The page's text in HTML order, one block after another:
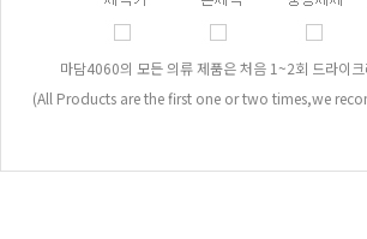
마담4060의 모든 의류 제품은 처음 1~2회 드라이
(All Products are the first one or two times,we